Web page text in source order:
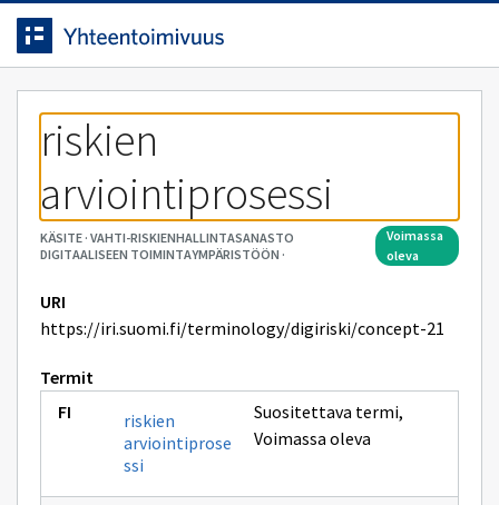
Siirrytty
sivulle
Siirry suoraan sisältöön.
riskien
arviointiprosessi
KÄSITE· VAHTI-RISKIENHALLINTASANASTO
DIGITAALISEEN TOIMINTAYMPÄRISTÖÖN ·
voimassa
oleva
URI
https://iri.suomi.fi/terminology/digiriski/concept-21
Termit
riskien
arviointiprose
ssi
Suositettava termi,
Voimassa oleva